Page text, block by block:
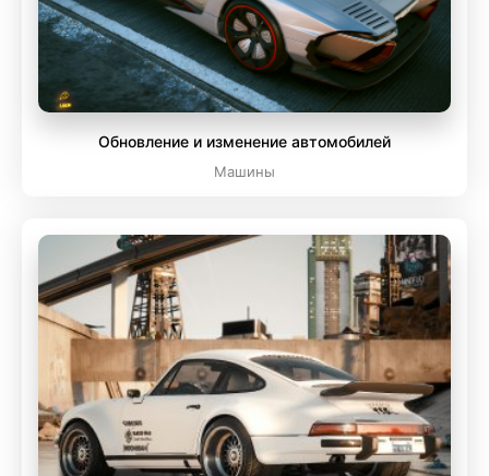
Обновление и изменение автомобилей
Машины